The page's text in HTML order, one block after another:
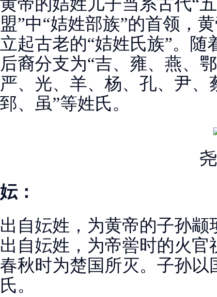
黄帝的姞姓儿子当系古代“
盟”中“姞姓部族”的首领，
立起古老的“姞姓氏族”。随
后裔分支为“吉、雍、燕、
严、光、羊、杨、孔、尹
郅、虽”等姓氏。
妘：
出自妘姓，为黄帝的子孙
出自妘姓，为帝喾时的火
春秋时为楚国所灭。子孙
氏。